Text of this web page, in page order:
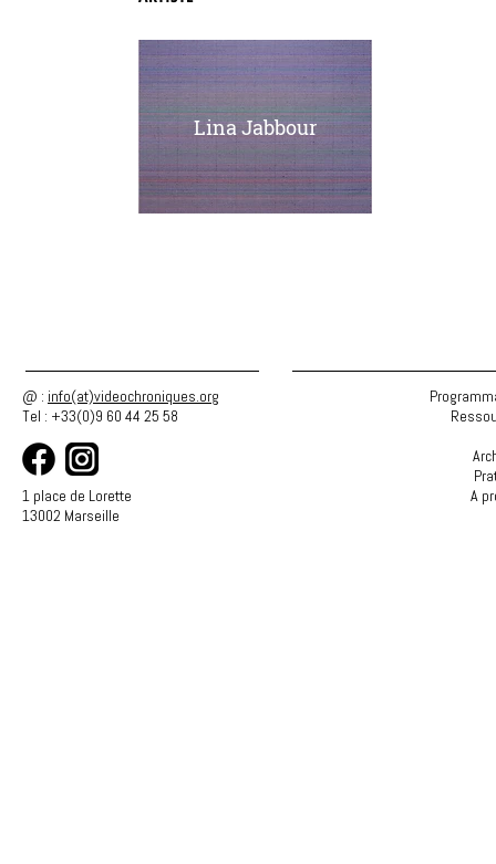
Lina Jabbour
@ : info(at)videochroniques.org
Tel : +33(0)9 60 44 25 58
1 place de Lorette
13002 Marseille
A